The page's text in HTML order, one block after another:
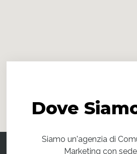
Dove
Siamo un'agenzia di
Marketing con